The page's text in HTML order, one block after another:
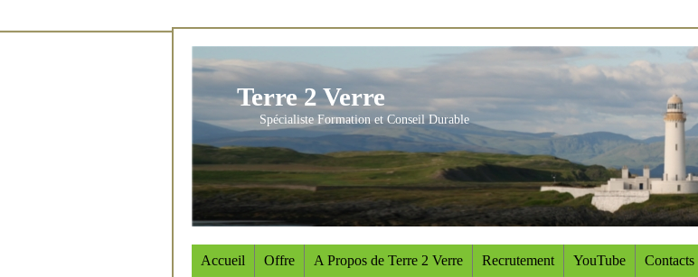
Terre 2 Verre
Spécialiste Formation et Conseil Durable
Accueil Offre A Propos de Terre 2 Verre Recrutement YouTube Contacts